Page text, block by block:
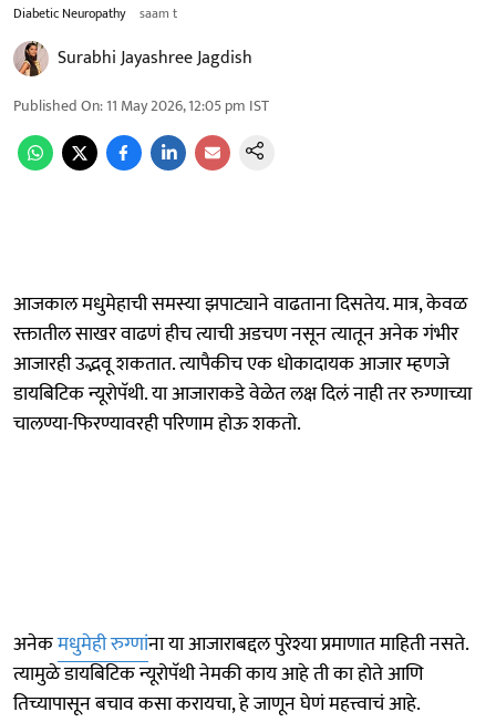
Diabetic Neuropathy saam t
Surabhi Jayashree Jagdish
Published On:11 May 2026, 12:05 pm IST
आजकाल मधुमेहाची समस्या झपाट्याने वाढताना दिसतेय. मात्र, केवळ
रक्तातील साखर वाढणं हीच त्याची अडचण नसून त्यातून अनेक गंभीर
आजारही उद्भवू शकतात. त्यापैकीच एक धोकादायक आजार म्हणजे
डायबिटिक न्यूरोपॅथी. या आजाराकडे वेळेत लक्ष दिलं नाही तर रुग्णाच्या
चालण्या-फिरण्यावरही परिणाम होऊ शकतो.
अनेकमधुमेही रुग्णांना या आजाराबद्दल पुरेश्या प्रमाणात माहिती नसते.
त्यामुळे डायबिटिक न्यूरोपॅथी नेमकी काय आहे ती का होते आणि
तिच्यापासून बचाव कसा करायचा, हे जाणून घेणं महत्त्वाचं आहे.